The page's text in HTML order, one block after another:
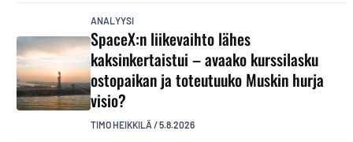
ANALYYSI
SpaceX:n liikevaihto lähes
kaksinkertaistui – avaako kurssilasku
ostopaikan ja toteutuuko Muskin hurja
visio?
TIMO HEIKKILÄ /5.8.2026